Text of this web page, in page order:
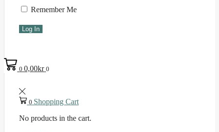
Remember Me
Log In
00,00kr 0
0 Shopping Cart
No products in the cart.